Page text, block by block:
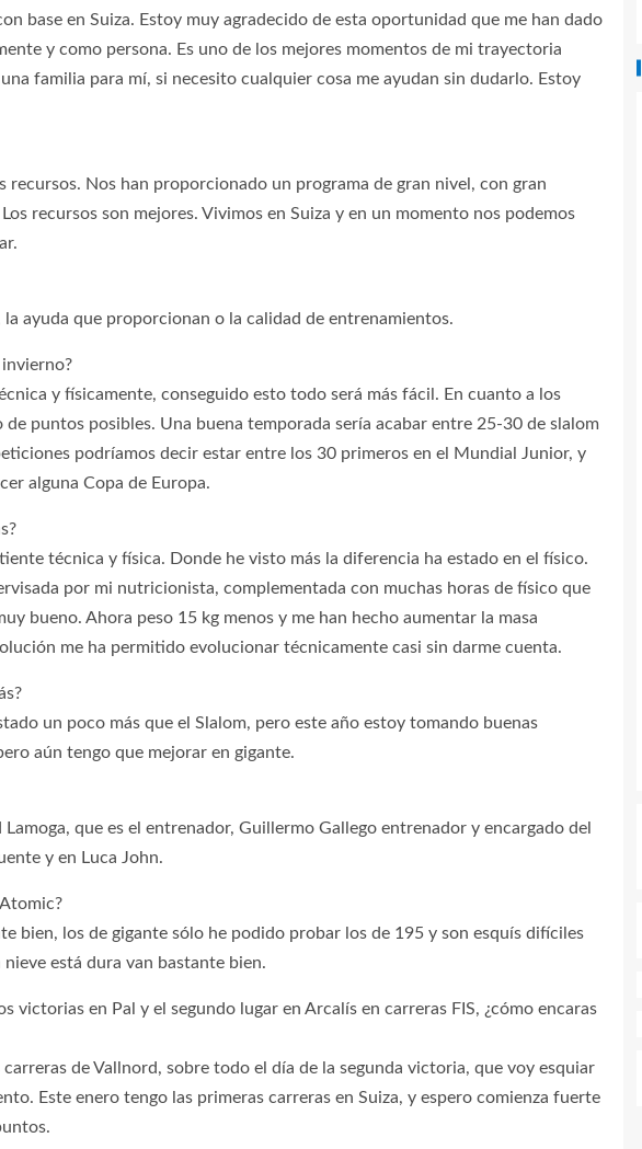
base en Suiza. Estoy muy agradecido de esta oportunidad que me han dado
y como persona. Es uno de los mejores momentos de mi trayectoria
familia para mí, si necesito cualquier cosa me ayudan sin dudarlo. Estoy
recursos. Nos han proporcionado un programa de gran nivel, con gran
recursos son mejores. Vivimos en Suiza y en un momento nos podemos
ayuda que proporcionan o la calidad de entrenamientos.
y físicamente, conseguido esto todo será más fácil. En cuanto a los
de puntos posibles. Una buena temporada sería acabar entre 25-30 de slalom
podríamos decir estar entre los 30 primeros en el Mundial Junior, y
alguna Copa de Europa.
técnica y física. Donde he visto más la diferencia ha estado en el físico.
por mi nutricionista, complementada con muchas horas de físico que
bueno. Ahora peso 15 kg menos y me han hecho aumentar la masa
me ha permitido evolucionar técnicamente casi sin darme cuenta.
un poco más que el Slalom, pero este año estoy tomando buenas
aún tengo que mejorar en gigante.
que es el entrenador, Guillermo Gallego entrenador y encargado del
y en Luca John.
bien, los de gigante sólo he podido probar los de 195 y son esquís difíciles
está dura van bastante bien.
victorias en Pal y el segundo lugar en Arcalís en carreras FIS, ¿cómo encaras
de Vallnord, sobre todo el día de la segunda victoria, que voy esquiar
Este enero tengo las primeras carreras en Suiza, y espero comienza fuerte